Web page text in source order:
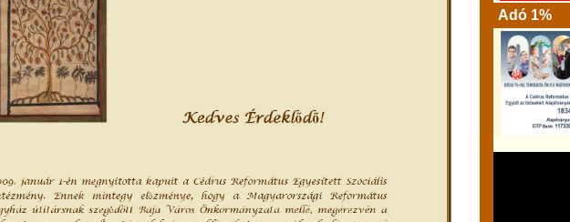
Adó 1%